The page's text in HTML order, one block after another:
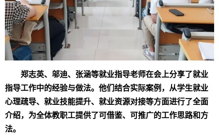
郑志英、邬迪、张涵等就业指导老师在会上分享了就业
指导工作中的经验与做法。他们结合实际案例，从学生就业
心理疏导、就业技能提升、就业资源对接等方面进行了全面
介绍，为全体教职工提供了可借鉴、可推广的工作思路和方
法。